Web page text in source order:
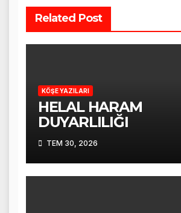
Related Post
KÖŞE YAZILARI
HELAL HARAM
DUYARLILIĞI
TEM 30, 2026